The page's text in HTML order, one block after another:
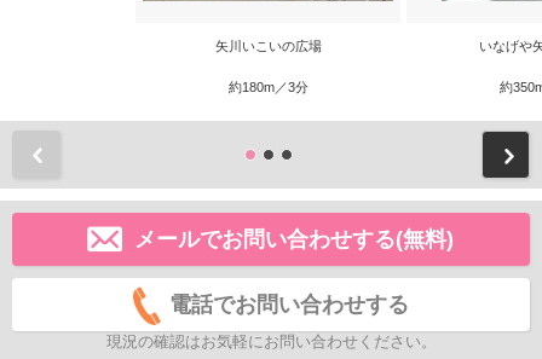
矢川いこいの広場
約180m／3分
いなげや
約
メールでお問い合わせする(無料)
電話でお問い合わせする
現況の確認はお気軽にお問い合わせください。